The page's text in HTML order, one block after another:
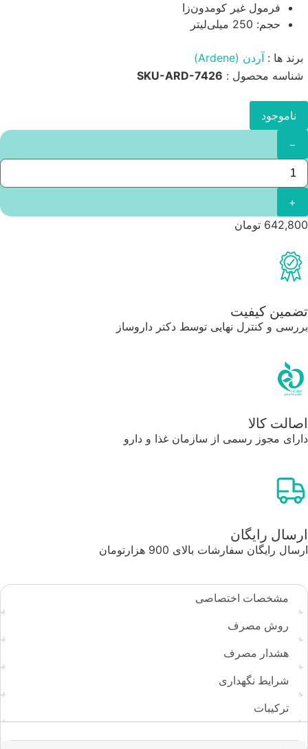
فرمول غیر کومدون‌زا
حجم: 250 میلی‌لیتر
برند ها : آردن (Ardene)
شناسه محصول : SKU-ARD-7426
ناموجود
−
+
642,800 تومان
تضمین کیفیت
بررسی و کنترل نهایی توسط دکتر داروساز
اصالت کالا
دارای مجوز رسمی از سازمان غذا و دارو
ارسال رایگان
ارسال رایگان سفارشات بالای 900 هزارتومان
مشخصات اختصاصی
روش مصرف
هشدار مصرف
شرایط نگهداری
ترکیبات